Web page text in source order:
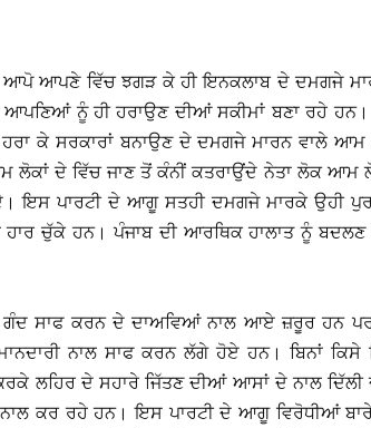
ਆਪਣੇ ਵਿੱਚ ਝਗੜ ਕੇ ਹੀ ਇਨਕਲਾਬ ਦੇ ਦਮਗਜੇ
ਨੂੰ ਹੀ ਹਰਾਉਣ ਦੀਆਂ ਸਕੀਮਾਂ ਬਣਾ ਰਹੇ
ਹਰਾ ਕੇ ਸਰਕਾਰਾਂ ਬਨਾਉਣ ਦੇ ਦਮਗਜੇ ਮਾਰਨ ਵਾਲੇ
ਦੇ ਵਿੱਚ ਜਾਣ ਤੋਂ ਕੰਨੀਂ ਕਤਰਾਉਂਦੇ ਨੇਤਾ ਲੋਕ ਆਮ
ਇਸ ਪਾਰਟੀ ਦੇ ਆਗੂ ਸਤਹੀ ਦਮਗਜੇ ਮਾਰਕੇ ਉਹੀ
ਹਾਰ ਚੁੱਕੇ ਹਨ। ਪੰਜਾਬ ਦੀ ਆਰਥਿਕ ਹਾਲਾਤ ਨੂੰ ਬਦਲਣ
ਗੰਦ ਸਾਫ ਕਰਨ ਦੇ ਦਾਅਵਿਆਂ ਨਾਲ ਆਏ ਜ਼ਰੂਰ ਹਨ
ਨਾਲ ਸਾਫ ਕਰਨ ਲੱਗੇ ਹੋਏ ਹਨ। ਬਿਨਾਂ
ਲਹਿਰ ਦੇ ਸਹਾਰੇ ਜਿੱਤਣ ਦੀਆਂ ਆਸਾਂ ਦੇ ਨਾਲ ਦਿੱਲੀ
ਕਰ ਰਹੇ ਹਨ। ਇਸ ਪਾਰਟੀ ਦੇ ਆਗੂ ਵਿਰੋਧੀਆਂ